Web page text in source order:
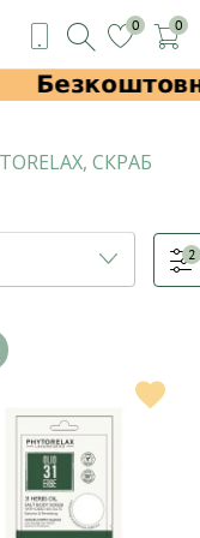
0 0
СКРАБ
2